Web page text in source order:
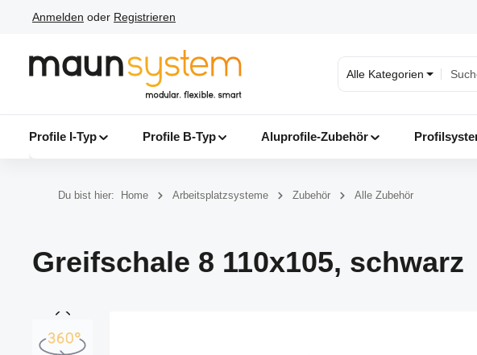
Hauptinhalt springen
Zur Suche springen
Zur Hauptnavigation springen
Anmelden oder Registrieren
Alle Kategorien
Profile I-Typ Profile B-Typ Aluprofile-Zubehör
Du bist hier: Home Arbeitsplatzsysteme Zubehör Alle Zubehör
Greifschale 8 110x105, schwarz